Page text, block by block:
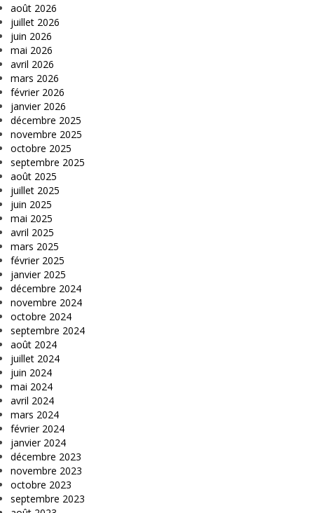
août 2026
juillet 2026
juin 2026
mai 2026
avril 2026
mars 2026
février 2026
janvier 2026
décembre 2025
novembre 2025
octobre 2025
septembre 2025
août 2025
juillet 2025
juin 2025
mai 2025
avril 2025
mars 2025
février 2025
janvier 2025
décembre 2024
novembre 2024
octobre 2024
septembre 2024
août 2024
juillet 2024
juin 2024
mai 2024
avril 2024
mars 2024
février 2024
janvier 2024
décembre 2023
novembre 2023
octobre 2023
septembre 2023